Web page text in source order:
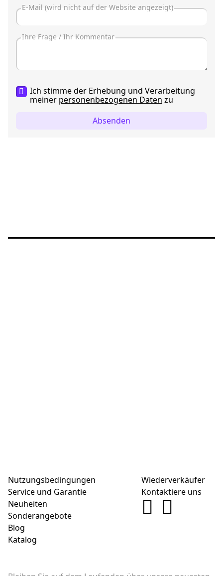
Ich stimme der Erhebung und Verarbeitung
meiner personenbezogenen Daten zu
Absenden
Nutzungsbedingungen
Service und Garantie
Neuheiten
Sonderangebote
Blog
Katalog
Wiederverkäufer
Kontaktiere uns